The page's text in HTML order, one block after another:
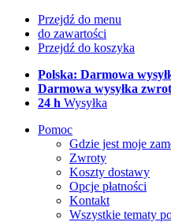
Przejdź do menu
do zawartości
Przejdź do koszyka
Polska: Darmowa
Darmowa wysyłka
24 h Wysyłka
Pomoc
Gdzie jest moje
Zwroty
Koszty dostawy
Opcje płatności
Kontakt
Wszystkie tematy